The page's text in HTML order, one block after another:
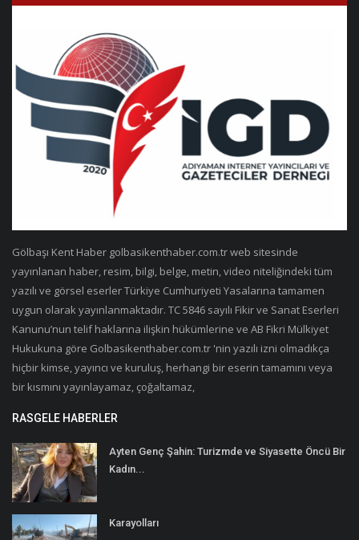
Gölbaşı Kent Haber golbasikenthaber.com.tr web sitesinde
yayınlanan haber, resim, bilgi, belge, metin, video niteliğindeki tüm
yazılı ve görsel eserler Türkiye Cumhuriyeti Yasalarına tamamen
uygun olarak yayınlanmaktadır. TC 5846 sayılı Fikir ve Sanat Eserleri
Kanunu’nun telif haklarına ilişkin hükümlerine ve AB Fikri Mülkiyet
Hukukuna göre Golbasikenthaber.com.tr 'nin yazılı izni olmadıkça
hiçbir kimse, yayıncı ve kuruluş, herhangi bir eserin tamamını veya
bir kısmını yayınlayamaz, çoğaltamaz,
RASGELE HABERLER
Ayten Genç Şahin: Turizmde ve Siyasette Öncü Bir
Kadın...
Karayolları